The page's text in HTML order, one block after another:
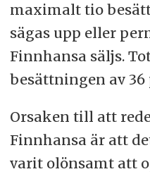
maximalt tio
sägas upp eller
Finnhansa säljs.
besättningen av 36
Orsaken till att
Finnhansa är att
varit olönsamt att